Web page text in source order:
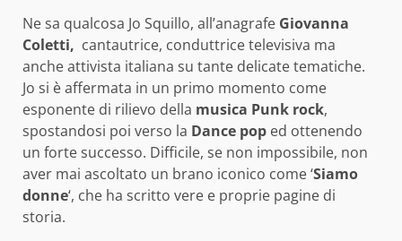
Ne sa qualcosa Jo Squillo, all’anagrafe Giovanna
Coletti, cantautrice, conduttrice televisiva ma
anche attivista italiana su tante delicate tematiche.
Jo si è affermata in un primo momento come
esponente di rilievo della musica Punk rock,
spostandosi poi verso la Dance pop ed ottenendo
un forte successo. Difficile, se non impossibile, non
aver mai ascoltato un brano iconico come ‘Siamo
donne‘, che ha scritto vere e proprie pagine di
storia.